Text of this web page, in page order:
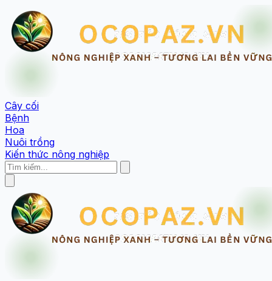
Cây cối
Bệnh
Hoa
Nuôi trồng
Kiến thức nông nghiệp